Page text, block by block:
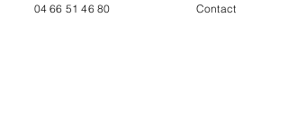
04 66 51 46 80 Contact